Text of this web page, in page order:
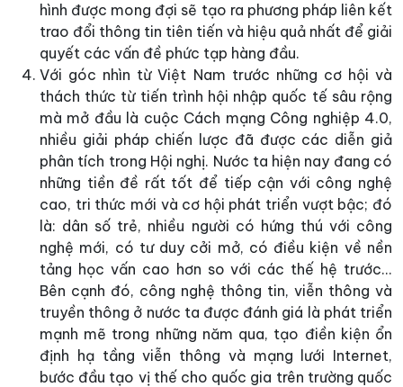
hình được mong đợi sẽ tạo ra phương pháp liên kết
trao đổi thông tin tiên tiến và hiệu quả nhất để giải
quyết các vấn đề phức tạp hàng đầu.
Với góc nhìn từ Việt Nam trước những cơ hội và
thách thức từ tiến trình hội nhập quốc tế sâu rộng
mà mở đầu là cuộc Cách mạng Công nghiệp 4.0,
nhiều giải pháp chiến lược đã được các diễn giả
phân tích trong Hội nghị. Nước ta hiện nay đang có
những tiền đề rất tốt để tiếp cận với công nghệ
cao, tri thức mới và cơ hội phát triển vượt bậc; đó
là: dân số trẻ, nhiều người có hứng thú với công
nghệ mới, có tư duy cởi mở, có điều kiện về nền
tảng học vấn cao hơn so với các thế hệ trước...
Bên cạnh đó, công nghệ thông tin, viễn thông và
truyền thông ở nước ta được đánh giá là phát triển
mạnh mẽ trong những năm qua, tạo điền kiện ổn
định hạ tầng viễn thông và mạng lưới Internet,
bước đầu tạo vị thế cho quốc gia trên trường quốc